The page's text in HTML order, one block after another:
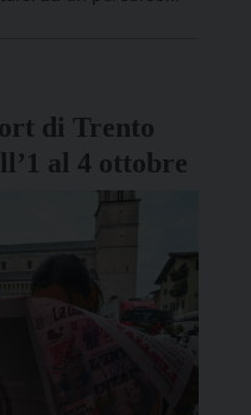
di Trento
al 4 ottobre